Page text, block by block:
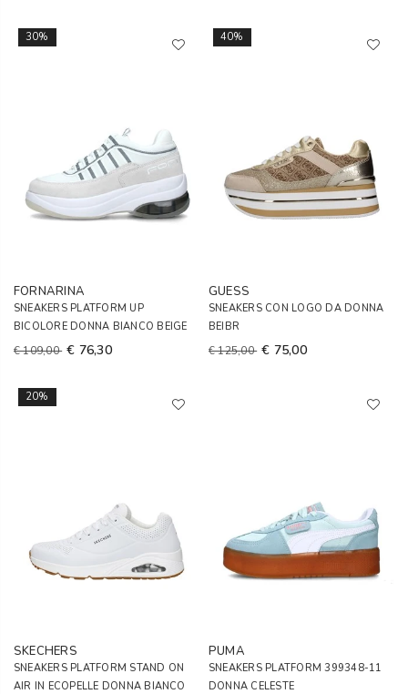
30%
FORNARINA
SNEAKERS PLATFORM UP
BICOLORE DONNA BIANCO BEIGE
€ 109,00 € 76,30
40%
GUESS
SNEAKERS CON LOGO DA DONNA
BEIBR
€ 125,00 € 75,00
20%
SKECHERS
SNEAKERS PLATFORM STAND ON
AIR IN ECOPELLE DONNA BIANCO
PUMA
SNEAKERS PLATFORM 399348-11
DONNA CELESTE